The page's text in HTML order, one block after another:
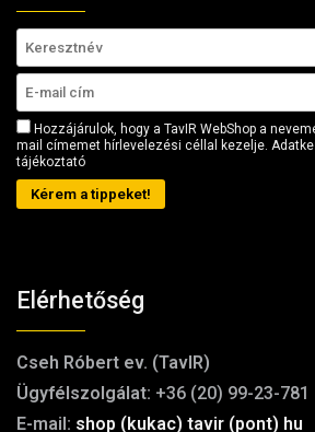
Hozzájárulok, hogy a TavIR WebShop a
mail címemet hírlevelezési céllal kezelje.
tájékoztató
Kérem a tippeket!
Elérhetőség
Cseh Róbert ev. (TavIR)
Ügyfélszolgálat: +36 (20) 99-23-781
E-mail: shop (kukac) tavir (pont) hu